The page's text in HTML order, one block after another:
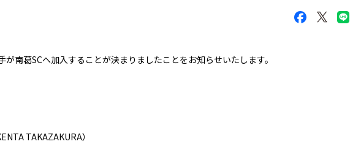
が南葛SCへ加入することが決まりましたことをお知らせいたします。
TAKAZAKURA）